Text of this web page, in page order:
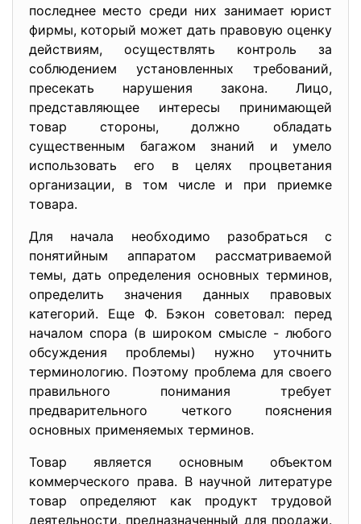
последнее место среди них занимает юрист
фирмы, который может дать правовую оценку
действиям, осуществлять контроль за
соблюдением установленных требований,
пресекать нарушения закона. Лицо,
представляющее интересы принимающей
товар стороны, должно обладать
существенным багажом знаний и умело
использовать его в целях процветания
организации, в том числе и при приемке
товара.
Для начала необходимо разобраться с
понятийным аппаратом рассматриваемой
темы, дать определения основных терминов,
определить значения данных правовых
категорий. Еще Ф. Бэкон советовал: перед
началом спора (в широком смысле - любого
обсуждения проблемы) нужно уточнить
терминологию. Поэтому проблема для своего
правильного понимания требует
предварительного четкого пояснения
основных применяемых терминов.
Товар является основным объектом
коммерческого права. В научной литературе
товар определяют как продукт трудовой
деятельности, предназначенный для продажи.